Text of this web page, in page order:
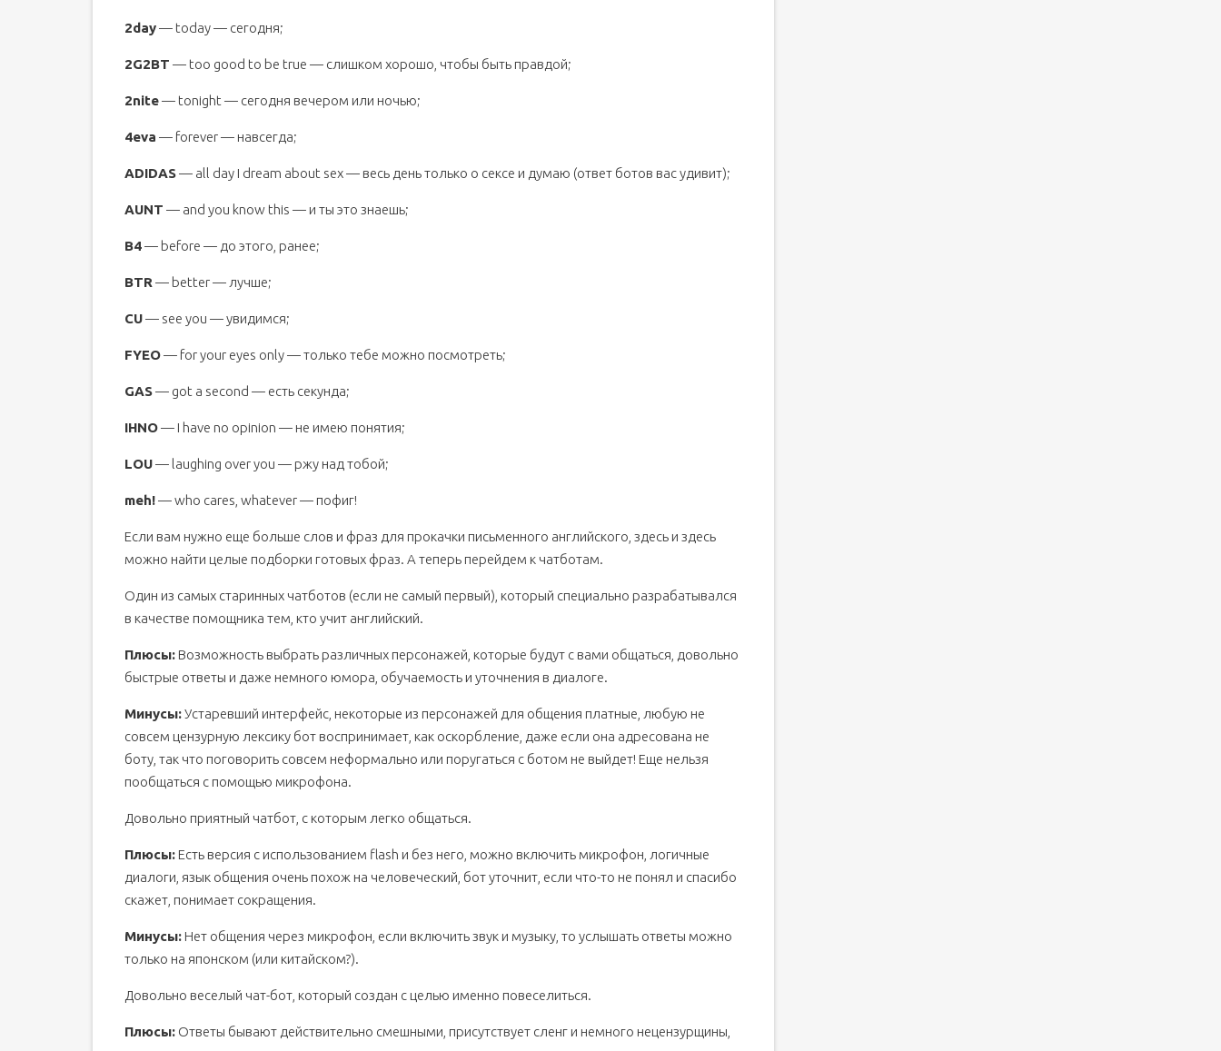
2day— today — сегодня;
2G2BT — too good to be true — слишком хорошо, чтобы быть правдой;
2nite— tonight — сегодня вечером или ночью;
4eva — forever — навсегда;
ADIDAS— all day I dream about sex — весь день только о сексе и думаю (ответ ботов вас удивит);
AUNT — and you know this — и ты это знаешь;
B4— before — до этого, ранее;
BTR — better — лучше;
CU— see you — увидимся;
FYEO— for your eyes only — только тебе можно посмотреть;
GAS— got a second — есть секунда;
IHNO— I have no opinion — не имею понятия;
LOU— laughing over you — ржу над тобой;
meh!— who cares, whatever — пофиг!
Если вам нужно еще больше слов и фраз для прокачки письменного английского, здесь и здесь
можно найти целые подборки готовых фраз. А теперь перейдем к чатботам.
Один из самых старинных чатботов (если не самый первый), который специально разрабатывался
в качестве помощника тем, кто учит английский.
Плюсы: Возможность выбрать различных персонажей, которые будут с вами общаться, довольно
быстрые ответы и даже немного юмора, обучаемость и уточнения в диалоге.
Минусы:Устаревший интерфейс, некоторые из персонажей для общения платные, любую не
совсем цензурную лексику бот воспринимает, как оскорбление, даже если она адресована не
боту, так что поговорить совсем неформально или поругаться с ботом не выйдет! Еще нельзя
пообщаться с помощью микрофона.
Довольно приятный чатбот, с которым легко общаться.
Плюсы: Есть версия с использованием flash и без него, можно включить микрофон, логичные
диалоги, язык общения очень похож на человеческий, бот уточнит, если что-то не понял и спасибо
скажет, понимает сокращения.
Минусы: Нет общения через микрофон, если включить звук и музыку, то услышать ответы можно
только на японском (или китайском?).
Довольно веселый чат-бот, который создан с целью именно повеселиться.
Плюсы: Ответы бывают действительно смешными, присутствует сленг и немного нецензурщины,